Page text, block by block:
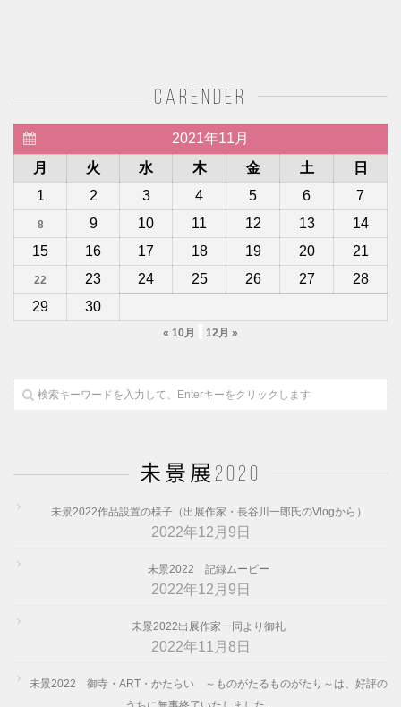
carender
2021年11月
月
火 水 木 金 土
日
1
2 3 4 5 6 7
8 9 10 11 12 13
14
15
16 17 18 19 20 21
22 23 24 25 26 27
28
29
30
« 10月 12月 »
未景展2020
未景2022作品設置の様子（出展作家・長谷川一郎氏のVlogから）
2022年12月9日
未景2022 記録ムービー
2022年12月9日
未景2022出展作家一同より御礼
2022年11月8日
未景2022 御寺・ART・かたらい ～ものがたるものがたり～は、好評の